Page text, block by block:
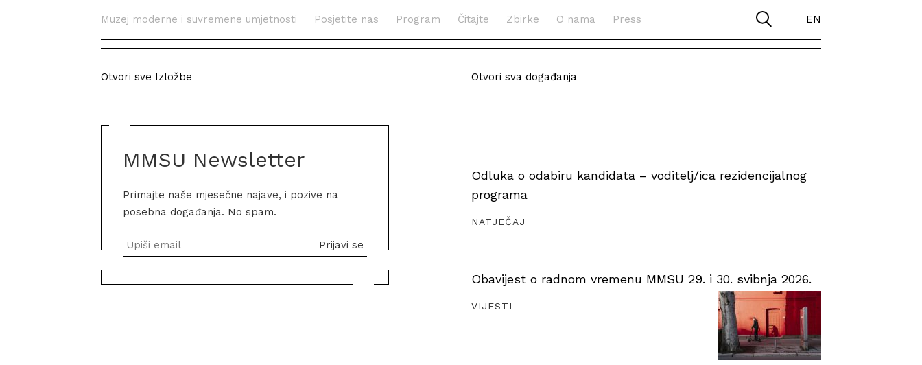
Muzej moderne i suvremene umjetnosti Posjetite nas Program Čitajte Zbirke O nama Press EN
Otvori sve Izložbe
MMSU Newsletter
Primajte naše mjesečne najave, i pozive na
posebna događanja. No spam.
Otvori sva događanja
Odluka o odabiru kandidata – voditelj/ica rezidencijalnog
programa
NATJEČAJ
Obavijest o radnom vremenu MMSU 29. i 30. svibnja 2026.
VIJESTI